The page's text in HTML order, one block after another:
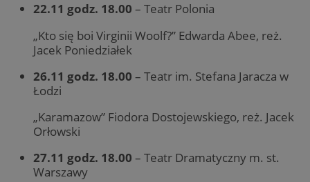
22.11 godz. 18.00 – Teatr Polonia
„Kto się boi Virginii Woolf?” Edwarda Abee, reż.
Jacek Poniedziałek
26.11 godz. 18.00 – Teatr im. Stefana Jaracza w
Łodzi
„Karamazow” Fiodora Dostojewskiego, reż. Jacek
Orłowski
27.11 godz. 18.00 – Teatr Dramatyczny m. st.
Warszawy